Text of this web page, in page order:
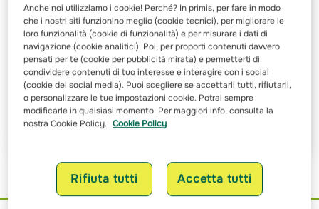
Email
Ho letto e ho compresol’informativa sulle finalità e sulle
modalità del trattamento dei miei dati personali
Richiedi Preventivo
Anche noi utilizziamo i cookie! Perché? In primis, per fare in modo
che i nostri siti funzionino meglio (cookie tecnici), per migliorare le
loro funzionalità (cookie di funzionalità) e per misurare i dati di
navigazione (cookie analitici). Poi, per proporti contenuti davvero
pensati per te (cookie per pubblicità mirata) e permetterti di
condividere contenuti di tuo interesse e interagire con i social
(cookie dei social media). Puoi scegliere se accettarli tutti, rifiutarli,
o personalizzare le tue impostazioni cookie. Potrai sempre
modificarle in qualsiasi momento. Per maggiori info, consulta la
nostra Cookie Policy. Cookie Policy
Rifiuta tutti Accetta tutti